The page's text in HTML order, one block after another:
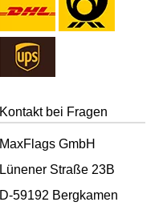
Kontakt bei Fragen
MaxFlags GmbH
Lünener Straße 23B
D-59192 Bergkamen